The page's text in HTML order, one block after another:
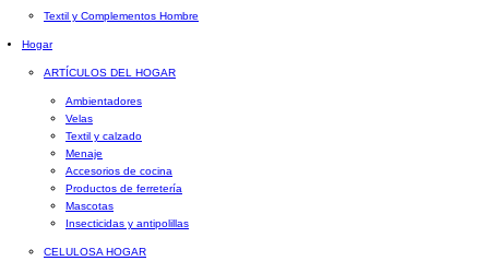
Textil y Complementos Hombre
Hogar
ARTÍCULOS DEL HOGAR
Ambientadores
Velas
Textil y calzado
Menaje
Accesorios de cocina
Productos de ferretería
Mascotas
Insecticidas y antipolillas
CELULOSA HOGAR